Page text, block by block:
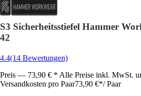
S3 Sicherheitsstiefel Hammer
42
4.4(14 Bewertungen)
Preis — 73,90 € * Alle Preise inkl. MwSt.
Versandkosten pro Paar73,90 €*/ Paar